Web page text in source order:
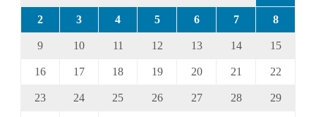
2 3 4 5 6 7 8
9 10 11 12 13 14 15
16 17 18 19 20 21 22
23 24 25 26 27 28 29